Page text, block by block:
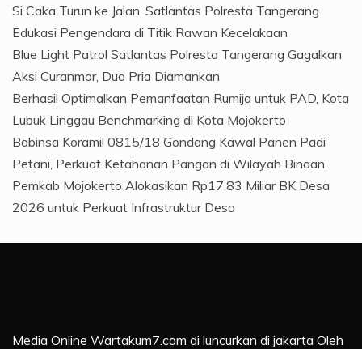
Si Caka Turun ke Jalan, Satlantas Polresta Tangerang
Edukasi Pengendara di Titik Rawan Kecelakaan
Blue Light Patrol Satlantas Polresta Tangerang Gagalkan
Aksi Curanmor, Dua Pria Diamankan
Berhasil Optimalkan Pemanfaatan Rumija untuk PAD, Kota
Lubuk Linggau Benchmarking di Kota Mojokerto
Babinsa Koramil 0815/18 Gondang Kawal Panen Padi
Petani, Perkuat Ketahanan Pangan di Wilayah Binaan
Pemkab Mojokerto Alokasikan Rp17,83 Miliar BK Desa
2026 untuk Perkuat Infrastruktur Desa
Media Online Wartakum7.com di luncurkan di jakarta Oleh